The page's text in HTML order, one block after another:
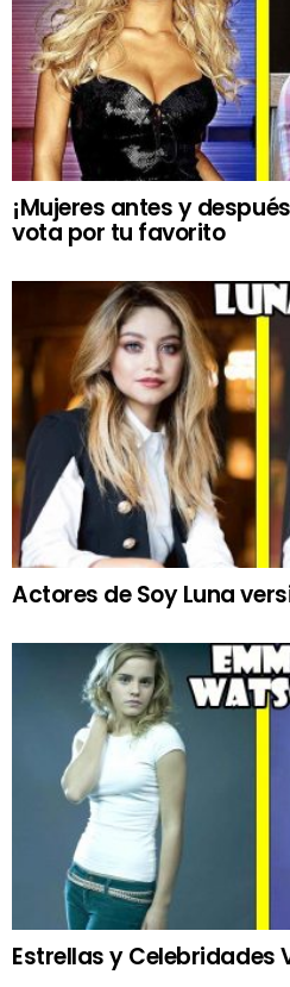
¡Mujeres antes y
vota por tu favorito
Actores de Soy Luna
Estrellas y Celebridades